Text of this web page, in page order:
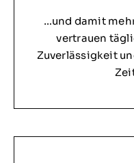
…und damit
vertrauen
Zuverlässigkeit